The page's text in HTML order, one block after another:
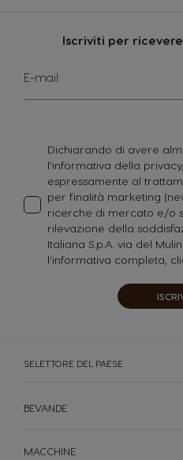
Iscriviti per
Iscriviti
alla
nostra
E-mail
Dichiarando di avere
l'informativa della
espressamente al
per finalità marketing
ricerche di mercato e/o
rilevazione della
Italiana S.p.A. via del
l'informativa completa,
SELETTORE DEL PAESE
BEVANDE
MACCHINE